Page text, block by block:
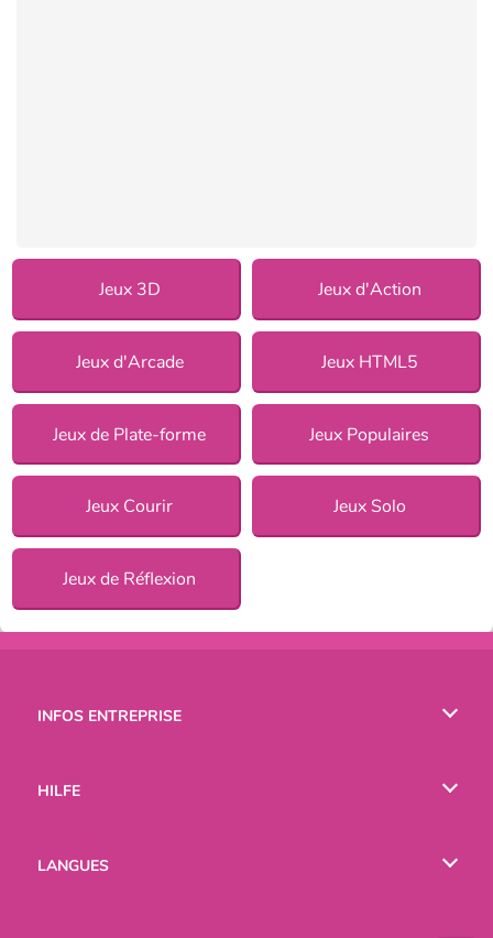
Jeux 3D Jeux d'Action
Jeux d'Arcade Jeux HTML5
Jeux de Plate-forme Jeux Populaires
Jeux Courir Jeux Solo
Jeux de Réflexion
INFOS ENTREPRISE
HILFE
LANGUES